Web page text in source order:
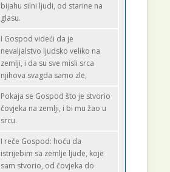
bijahu silni ljudi, od starine na
glasu.
I Gospod videći da je
nevaljalstvo ljudsko veliko na
zemlji, i da su sve misli srca
njihova svagda samo zle,
Pokaja se Gospod što je stvorio
čovjeka na zemlji, i bi mu žao u
srcu.
I reče Gospod: hoću da
istrijebim sa zemlje ljude, koje
sam stvorio, od čovjeka do